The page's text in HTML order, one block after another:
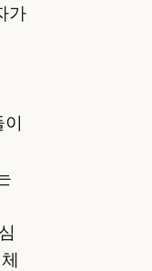
가